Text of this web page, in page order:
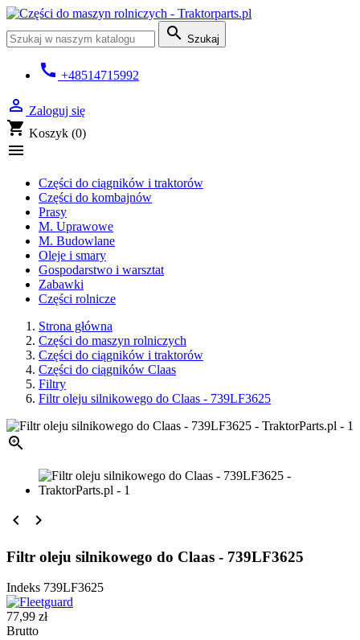
 Szukaj
call +48514715992
 Zaloguj się
shopping_cart Koszyk (0)

Części do ciągników i traktorów
Części do kombajnów
Prasy
M. Uprawowe
M. Budowlane
Oleje i smary
Gospodarstwo i warsztat
Zabawki
Części rolnicze
Strona główna
Części do maszyn rolniczych
Części do ciągników i traktorów
Części do ciągników Claas
Filtry
Filtr oleju silnikowego do Claas - 739LF3625

 
Filtr oleju silnikowego do Claas - 739LF3625
Indeks 739LF3625
77,99 zł
Brutto